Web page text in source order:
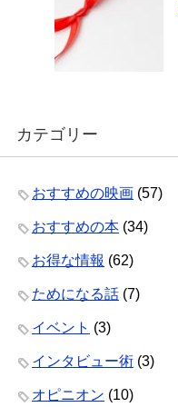
カテゴリー
おすすめの映画 (57)
おすすめの本 (34)
お得な情報 (62)
ためになる話 (7)
イベント (3)
インタビュー術 (3)
オピニオン (10)